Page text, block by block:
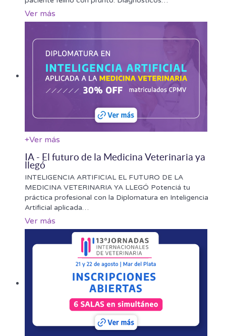
Ver más
+Ver más
IA - El futuro de la Medicina Veterinaria ya
llegó
INTELIGENCIA ARTIFICIAL EL FUTURO DE LA
MEDICINA VETERINARIA YA LLEGÓ Potenciá tu
práctica profesional con la Diplomatura en Inteligencia
Artificial aplicada…
Ver más